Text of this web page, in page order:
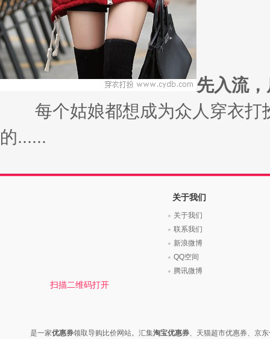
先入流
每个姑娘都想成为众人穿衣打
的......
扫描二维码打开
关于我们
关于我们
联系我们
新浪微博
QQ空间
腾讯微博
是一家优惠券领取导购比价网站。汇集淘宝优惠券、天猫超市优惠券、京